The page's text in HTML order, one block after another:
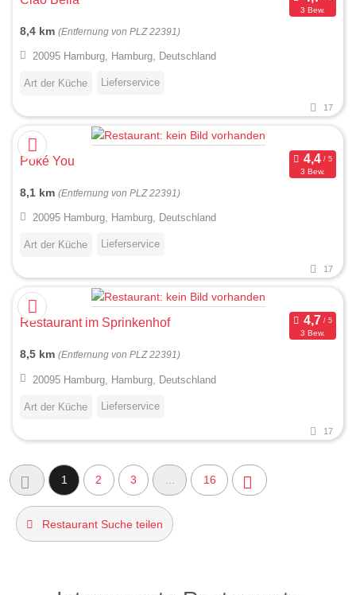
3 Bew.
8,4 km (Entfernung von PLZ 22391)
20095 Hamburg, Hamburg, Deutschland
Art der Küche Lieferservice
17
Poké You
3 Bew.
8,1 km (Entfernung von PLZ 22391)
20095 Hamburg, Hamburg, Deutschland
Art der Küche Lieferservice
17
Restaurant im Sprinkenhof
3 Bew.
8,5 km (Entfernung von PLZ 22391)
20095 Hamburg, Hamburg, Deutschland
Art der Küche Lieferservice
17
1 2 3 16
Restaurant Suche teilen